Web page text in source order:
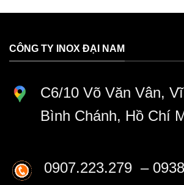
CÔNG TY INOX ĐẠI NAM
C6/10 Võ Văn Vân,
Bình Chánh, Hồ Chí
0907.223.279 –